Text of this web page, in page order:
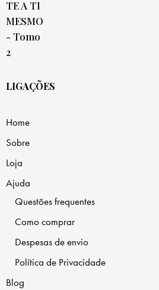
LIGAÇÕES
Home
Sobre
Loja
Ajuda
Questões frequentes
Como comprar
Despesas de envio
Política de Privacidade
Blog